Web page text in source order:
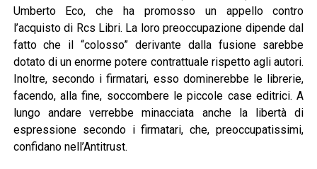
Umberto Eco, che ha promosso un appello contro
l’acquisto di Rcs Libri. La loro preoccupazione dipende dal
fatto che il “colosso” derivante dalla fusione sarebbe
dotato di un enorme potere contrattuale rispetto agli autori.
Inoltre, secondo i firmatari, esso dominerebbe le librerie,
facendo, alla fine, soccombere le piccole case editrici. A
lungo andare verrebbe minacciata anche la libertà di
espressione secondo i firmatari, che, preoccupatissimi,
confidano nell’Antitrust.